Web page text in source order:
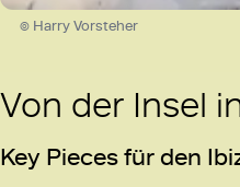
© Harry Vorsteher
Von der Insel
Key Pieces für den